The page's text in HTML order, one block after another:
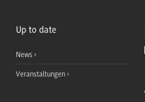
Up to date
News
Veranstaltungen